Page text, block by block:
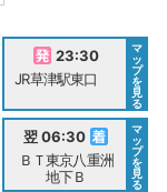
23:30
JR草津駅東口
マ
ッ
プ
を
見
る
翌 06:30
ＢＴ東京八重洲
地下Ｂ
マ
ッ
プ
を
見
る